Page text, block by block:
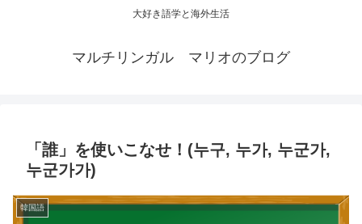
大好き語学と海外生活
マルチリンガル マリオのブログ
「誰」を使いこなせ！(누구, 누가, 누군가,
누군가가)
韓国語